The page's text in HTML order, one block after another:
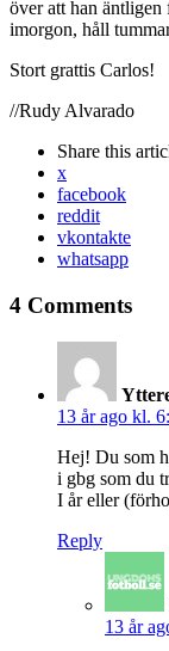
över att han äntligen
imorgon, håll
Stort grattis Carlos!
//Rudy Alvarado
Share this
x
facebook
reddit
vkontakte
whatsapp
4 Comments
13 år ago kl.
Hej! Du som
i gbg som du
I år eller
Reply
13 år